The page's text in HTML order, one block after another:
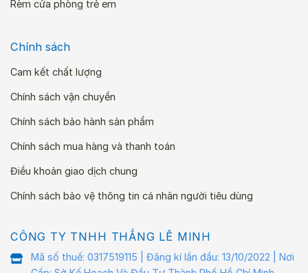
Rèm cửa phòng trẻ em
Chính sách
Cam kết chất lượng
Chính sách vận chuyển
Chính sách bảo hành sản phẩm
Chính sách mua hàng và thanh toán
Điều khoản giao dịch chung
Chính sách bảo vệ thông tin cá nhân người tiêu dùng
CÔNG TY TNHH THẮNG LÊ MINH
Mã số thuế: 0317519115 | Đăng kí lần đầu: 13/10/2022 | Nơi